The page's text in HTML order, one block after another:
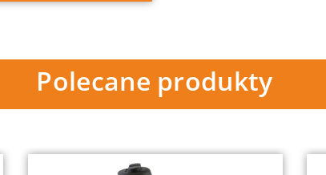
Polecane produkty